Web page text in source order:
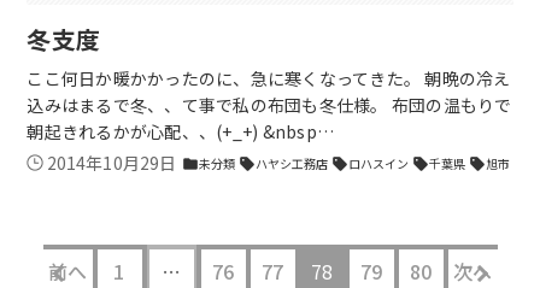
冬支度
ここ何日か暖かかったのに、急に寒くなってきた。 朝晩の冷え
込みはまるで冬、、て事で私の布団も冬仕様。 布団の温もりで
朝起きれるかが心配、、(+_+) &nbsp…
2014年10月29日 folder未分類 sellハヤシ工務店 sellロハスイン sell千葉県 sell旭市
前へ 1 … 76 77 78 79 80 次へ